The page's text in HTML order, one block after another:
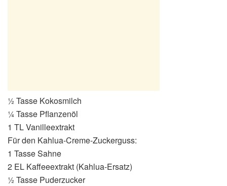
½ Tasse Kokosmilch
¼ Tasse Pflanzenöl
1 TL Vanilleextrakt
Für den Kahlua-Creme-Zuckerguss:
1 Tasse Sahne
2 EL Kaffeeextrakt (Kahlua-Ersatz)
½ Tasse Puderzucker